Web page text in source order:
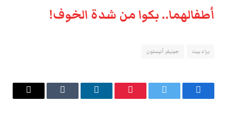
أطفالهما.. بكوا من شدة الخوف!
براد بيت جينيفر أنيستون
فيسبوك تويتر بينتيريستلينكدإن Tumblr
البريد